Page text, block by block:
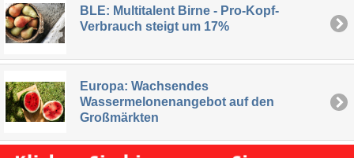
BLE: Multitalent Birne - Pro-Kopf-
Verbrauch steigt um 17%
Europa: Wachsendes
Wassermelonenangebot auf den
Großmärkten